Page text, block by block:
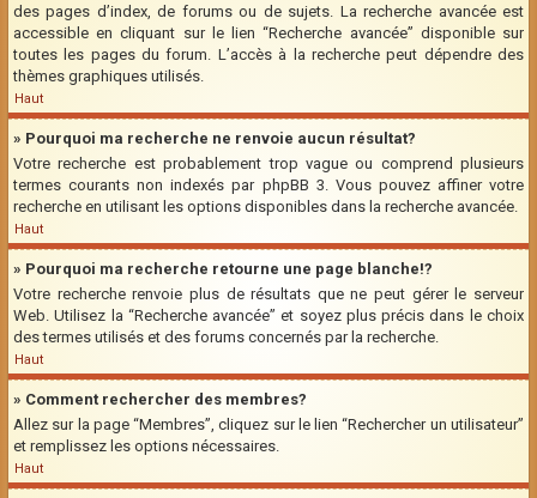
des pages d’index, de forums ou de sujets. La recherche avancée est
accessible en cliquant sur le lien “Recherche avancée” disponible sur
toutes les pages du forum. L’accès à la recherche peut dépendre des
thèmes graphiques utilisés.
Haut
» Pourquoi ma recherche ne renvoie aucun résultat?
Votre recherche est probablement trop vague ou comprend plusieurs
termes courants non indexés par phpBB 3. Vous pouvez affiner votre
recherche en utilisant les options disponibles dans la recherche avancée.
Haut
» Pourquoi ma recherche retourne une page blanche!?
Votre recherche renvoie plus de résultats que ne peut gérer le serveur
Web. Utilisez la “Recherche avancée” et soyez plus précis dans le choix
des termes utilisés et des forums concernés par la recherche.
Haut
» Comment rechercher des membres?
Allez sur la page “Membres”, cliquez sur le lien “Rechercher un utilisateur”
et remplissez les options nécessaires.
Haut